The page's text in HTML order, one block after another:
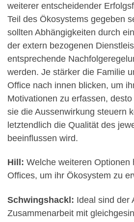
weiterer entscheidender
Teil des Ökosystems gegeben
sollten Abhängigkeiten durch
der extern bezogenen
entsprechende
werden. Je stärker die Familie
Office nach innen blicken, um
Motivationen zu erfassen,
sie die Aussenwirkung steuern
letztendlich die Qualität des
beeinflussen wird.
Hill: Welche weiteren Optionen
Offices, um ihr Ökosystem zu
Schwingshackl: Ideal sind der
Zusammenarbeit mit